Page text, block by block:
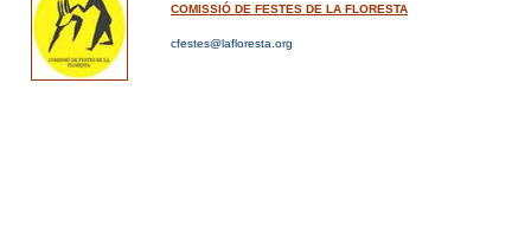
COMISSIÓ DE FESTES DE LA FLORESTA
cfestes@lafloresta.org